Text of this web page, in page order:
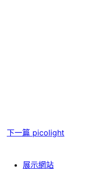
下一篇 picolight
展示網站